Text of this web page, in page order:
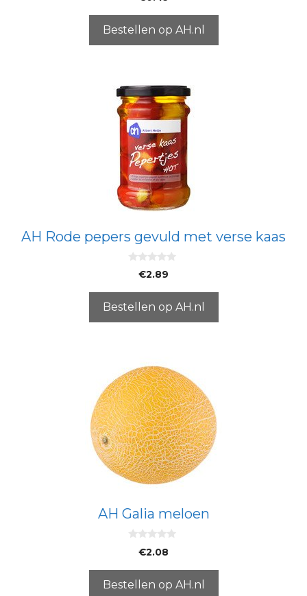
5
Bestellen op AH.nl
AH Rode pepers gevuld met verse kaas
5
€2.89
Bestellen op AH.nl
AH Galia meloen
5
€2.08
Bestellen op AH.nl